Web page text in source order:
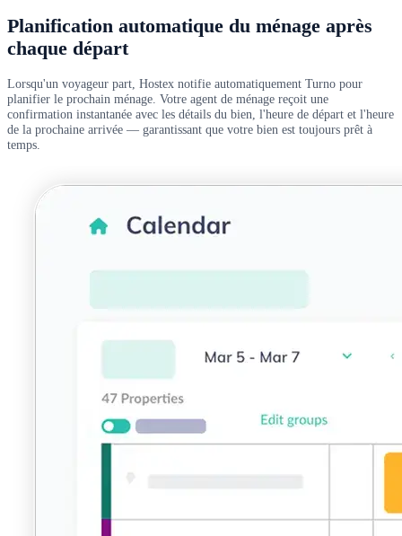
Planification automatique du ménage après
chaque départ
Lorsqu'un voyageur part, Hostex notifie automatiquement Turno pour
planifier le prochain ménage. Votre agent de ménage reçoit une
confirmation instantanée avec les détails du bien, l'heure de départ et l'heure
de la prochaine arrivée — garantissant que votre bien est toujours prêt à
temps.